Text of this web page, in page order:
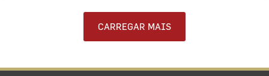
CARREGAR MAIS